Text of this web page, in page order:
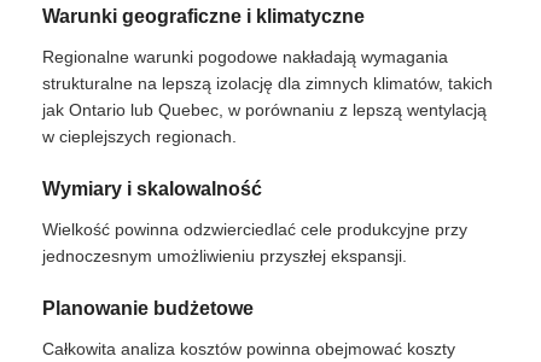
Warunki geograficzne i klimatyczne
Regionalne warunki pogodowe nakładają wymagania
strukturalne na lepszą izolację dla zimnych klimatów, takich
jak Ontario lub Quebec, w porównaniu z lepszą wentylacją
w cieplejszych regionach.
Wymiary i skalowalność
Wielkość powinna odzwierciedlać cele produkcyjne przy
jednoczesnym umożliwieniu przyszłej ekspansji.
Planowanie budżetowe
Całkowita analiza kosztów powinna obejmować koszty